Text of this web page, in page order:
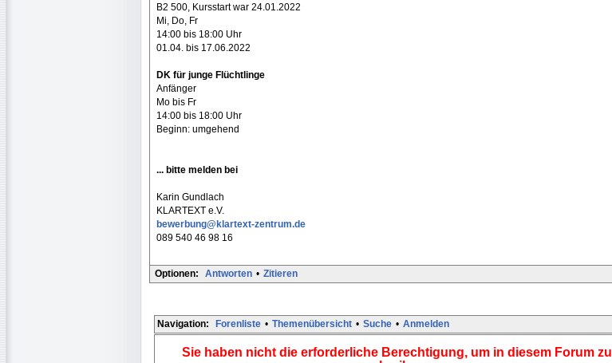
B2 500, Kursstart war 24.01.2022
Mi, Do, Fr
14:00 bis 18:00 Uhr
01.04. bis 17.06.2022
DK für junge Flüchtlinge
Anfänger
Mo bis Fr
14:00 bis 18:00 Uhr
Beginn: umgehend
... bitte melden bei
Karin Gundlach
KLARTEXT e.V.
bewerbung@klartext-zentrum.de
089 540 46 98 16
Optionen: Antworten • Zitieren
Navigation: Forenliste • Themenübersicht • Suche • Anmelden
Sie haben nicht die erforderliche Berechtigung, um in diesem Forum zu